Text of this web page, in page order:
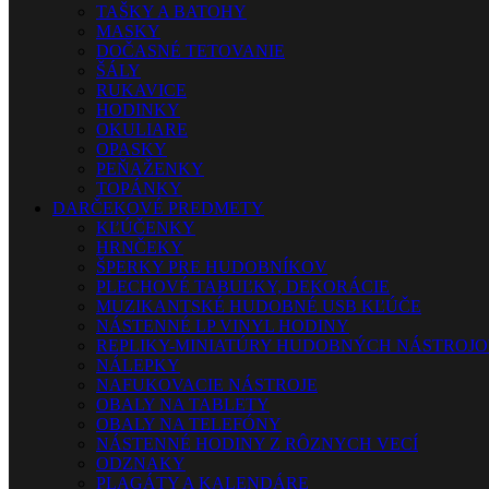
TAŠKY A BATOHY
MASKY
DOČASNÉ TETOVANIE
ŠÁLY
RUKAVICE
HODINKY
OKULIARE
OPASKY
PEŇAŽENKY
TOPÁNKY
DARČEKOVÉ PREDMETY
KĽÚČENKY
HRNČEKY
ŠPERKY PRE HUDOBNÍKOV
PLECHOVÉ TABUĽKY, DEKORÁCIE
MUZIKANTSKÉ HUDOBNÉ USB KĽÚČE
NÁSTENNÉ LP VINYL HODINY
REPLIKY-MINIATÚRY HUDOBNÝCH
NÁLEPKY
NAFUKOVACIE NÁSTROJE
OBALY NA TABLETY
OBALY NA TELEFÓNY
NÁSTENNÉ HODINY Z RÔZNYCH VECÍ
ODZNAKY
PLAGÁTY A KALENDÁRE